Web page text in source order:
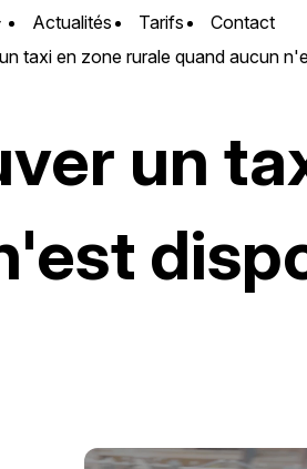
Actualités Tarifs
Contact
taxi en zone rurale quand aucun
un